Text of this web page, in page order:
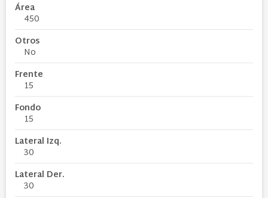
Área
450
Otros
No
Frente
15
Fondo
15
Lateral Izq.
30
Lateral Der.
30